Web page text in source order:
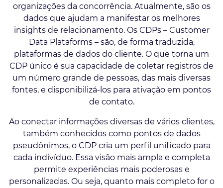
organizações da concorrência. Atualmente, são os
dados que ajudam a manifestar os melhores
insights de relacionamento. Os CDPs – Customer
Data Plataforms – são, de forma traduzida,
plataformas de dados do cliente. O que torna um
CDP único é sua capacidade de coletar registros de
um número grande de pessoas, das mais diversas
fontes, e disponibilizá-los para ativação em pontos
de contato.
Ao conectar informações diversas de vários clientes,
também conhecidos como pontos de dados
pseudônimos, o CDP cria um perfil unificado para
cada indivíduo. Essa visão mais ampla e completa
permite experiências mais poderosas e
personalizadas. Ou seja, quanto mais completo for o